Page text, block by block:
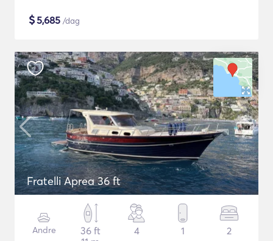
$5,685 /dag
Fratelli Aprea 36 ft
Andre
36 ft
4 1 2